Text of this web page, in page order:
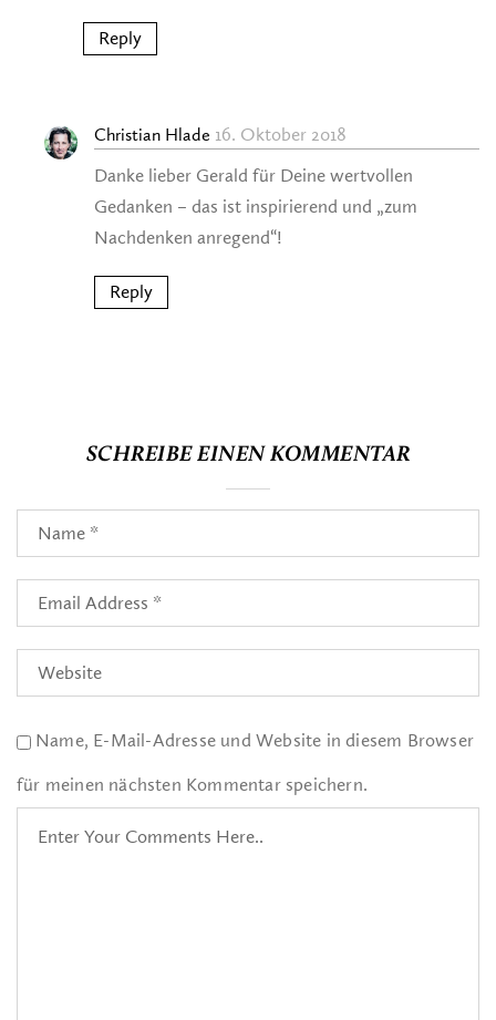
Reply
Christian Hlade 16. Oktober 2018
Danke lieber Gerald für Deine wertvollen
Gedanken – das ist inspirierend und „zum
Nachdenken anregend“!
Reply
SCHREIBE EINEN KOMMENTAR
Name, E-Mail-Adresse und Website in diesem Browser
für meinen nächsten Kommentar speichern.